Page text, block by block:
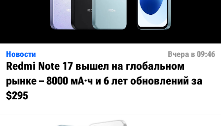
Новости Вчера в 09:46
Redmi Note 17 вышел на глобальном
рынке – 8000 мА·ч и 6 лет обновлений за
$295